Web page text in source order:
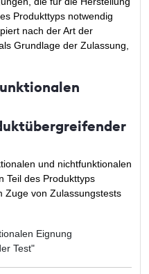
Produkttyps notwendig
nach der Art der
Grundlage der Zulassung,
und nichtfunktionalen
Teil des Produkttyps
Zuge von Zulassungstests
Eignung
Test"